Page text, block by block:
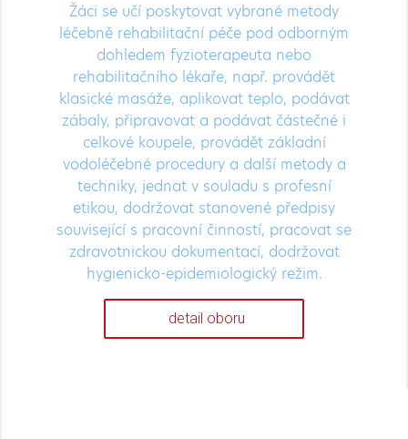
Žáci se učí poskytovat vybrané metody
léčebně rehabilitační péče pod odborným
dohledem fyzioterapeuta nebo
rehabilitačního lékaře, např. provádět
klasické masáže, aplikovat teplo, podávat
zábaly, připravovat a podávat částečné i
celkové koupele, provádět základní
vodoléčebné procedury a další metody a
techniky, jednat v souladu s profesní
etikou, dodržovat stanovené předpisy
související s pracovní činností, pracovat se
zdravotnickou dokumentací, dodržovat
hygienicko-epidemiologický režim.
detail oboru